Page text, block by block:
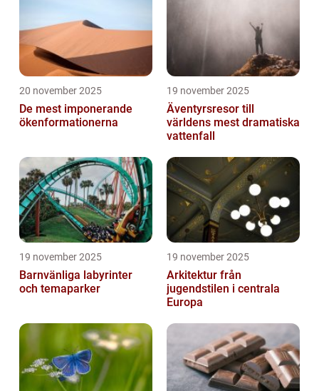
20 november 2025
De mest imponerande
ökenformationerna
19 november 2025
Äventyrsresor till
världens mest dramatiska
vattenfall
19 november 2025
Barnvänliga labyrinter
och temaparker
19 november 2025
Arkitektur från
jugendstilen i centrala
Europa